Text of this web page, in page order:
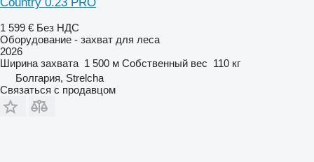
1 599 € Без НДС
Оборудование - захват для леса
2026
Ширина захвата 1 500 м Собственный вес 110 кг
Болгария, Strelcha
Связаться с продавцом